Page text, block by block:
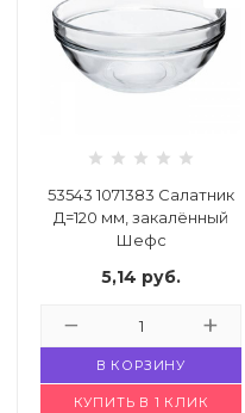
53543 1071383 Салатник
Д=120 мм, закалённый
Шефс
5,14 руб.
В КОРЗИНУ
КУПИТЬ В 1 КЛИК